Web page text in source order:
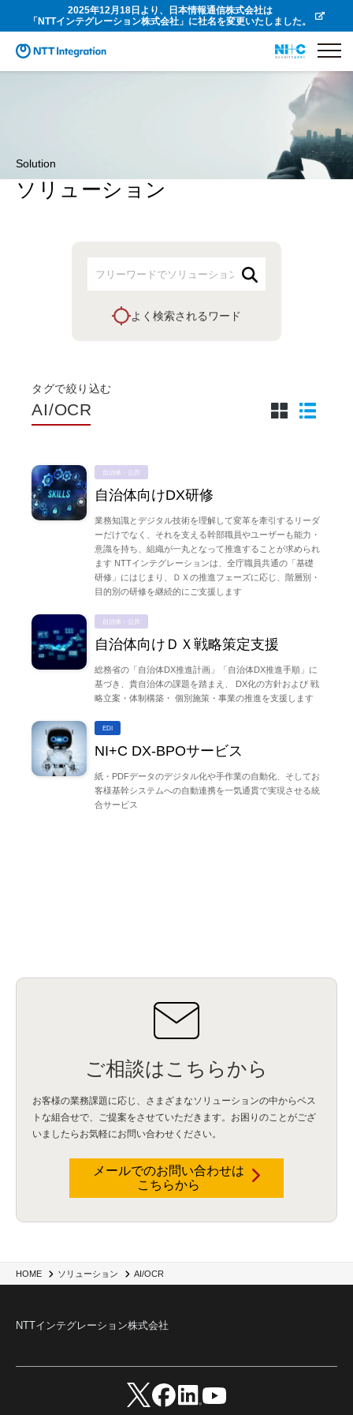
2025年12月18日より、日本情報通信株式会社は
「NTTインテグレーション株式会社」に社名を変更いたしました。
Solution
ソリューション
HOME ソリューション AI/OCR
よく検索されるワード
タグで絞り込む
AI/OCR
自治体・公共
自治体向けDX研修
業務知識とデジタル技術を理解して変革を牽引するリーダ
ーだけでなく、それを支える幹部職員やユーザーも能力・
意識を持ち、組織が一丸となって推進することが求められ
ます NTTインテグレーションは、全庁職員共通の「基礎
研修」にはじまり、ＤＸの推進フェーズに応じ、階層別・
目的別の研修を継続的にご支援します
自治体・公共
自治体向けＤＸ戦略策定支援
総務省の「自治体DX推進計画」「自治体DX推進手順」に
基づき、貴自治体の課題を踏まえ、 DX化の方針および 戦
略立案・体制構築・ 個別施策・事業の推進を支援します
EDI
NI+C DX-BPOサービス
紙・PDFデータのデジタル化や手作業の自動化、そしてお
客様基幹システムへの自動連携を一気通貫で実現させる統
合サービス
ご相談はこちらから
お客様の業務課題に応じ、さまざまなソリューションの中からベス
トな組合せで、
ご提案をさせていただきます。お困りのことがござ
いましたらお気軽にお問い合わせください。
メールでのお問い合わせは
こちらから
NTTインテグレーション株式会社